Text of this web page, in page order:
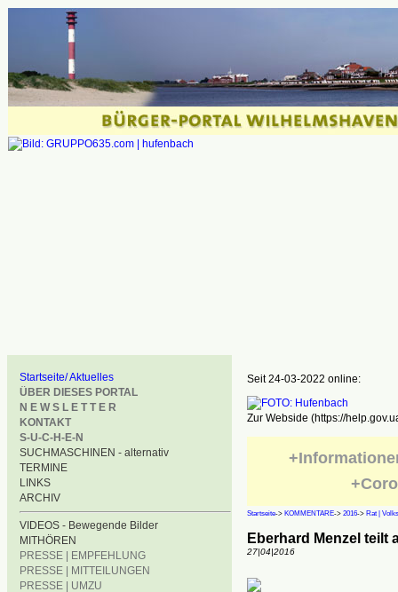
Startseite/ Aktuelles
ÜBER DIESES PORTAL
N E W S L E T T E R
KONTAKT
S-U-C-H-E-N
SUCHMASCHINEN - alternativ
TERMINE
LINKS
ARCHIV
VIDEOS - Bewegende Bilder
MITHÖREN
PRESSE | EMPFEHLUNG
PRESSE | MITTEILUNGEN
PRESSE | UMZU
Seit 24-03-2022 online:
Zur Webside (https://
Startseite-> KOMMENTARE-> 2016-> Rat |
Eberhard Menzel teilt
27|04|2016